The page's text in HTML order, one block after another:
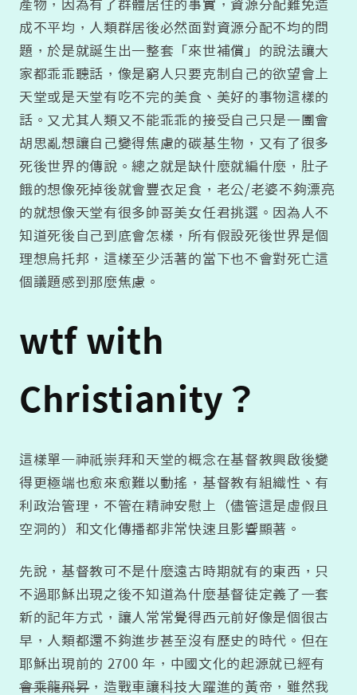
產物，因為有了群體居住的事實，資源分配難免造
成不平均，人類群居後必然面對資源分配不均的問
題，於是就誕生出一整套「來世補償」的說法讓大
家都乖乖聽話，像是窮人只要克制自己的欲望會上
天堂或是天堂有吃不完的美食、美好的事物這樣的
話。又尤其人類又不能乖乖的接受自己只是一團會
胡思亂想讓自己變得焦慮的碳基生物，又有了很多
死後世界的傳說。總之就是缺什麼就編什麼，肚子
餓的想像死掉後就會豐衣足食，老公/老婆不夠漂亮
的就想像天堂有很多帥哥美女任君挑選。因為人不
知道死後自己到底會怎樣，所有假設死後世界是個
理想烏托邦，這樣至少活著的當下也不會對死亡這
個議題感到那麼焦慮。
wtf with
Christianity？
這樣單一神祇崇拜和天堂的概念在基督教興啟後變
得更極端也愈來愈難以動搖，基督教有組織性、有
利政治管理，不管在精神安慰上（儘管這是虛假且
空洞的）和文化傳播都非常快速且影響顯著。
先說，基督教可不是什麼遠古時期就有的東西，只
不過耶穌出現之後不知道為什麼基督徒定義了一套
新的記年方式，讓人常常覺得西元前好像是個很古
早，人類都還不夠進步甚至沒有歷史的時代。但在
耶穌出現前的 2700 年，中國文化的起源就已經有
會乘龍飛昇，造戰車讓科技大躍進的黃帝，雖然我